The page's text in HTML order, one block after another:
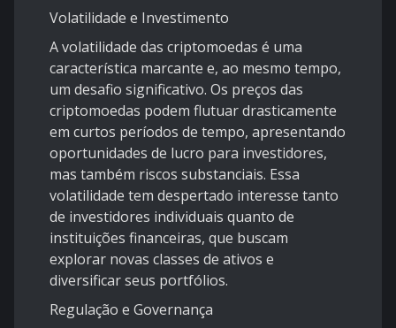
Volatilidade e Investimento
A volatilidade das criptomoedas é uma
característica marcante e, ao mesmo tempo,
um desafio significativo. Os preços das
criptomoedas podem flutuar drasticamente
em curtos períodos de tempo, apresentando
oportunidades de lucro para investidores,
mas também riscos substanciais. Essa
volatilidade tem despertado interesse tanto
de investidores individuais quanto de
instituições financeiras, que buscam
explorar novas classes de ativos e
diversificar seus portfólios.
Regulação e Governança